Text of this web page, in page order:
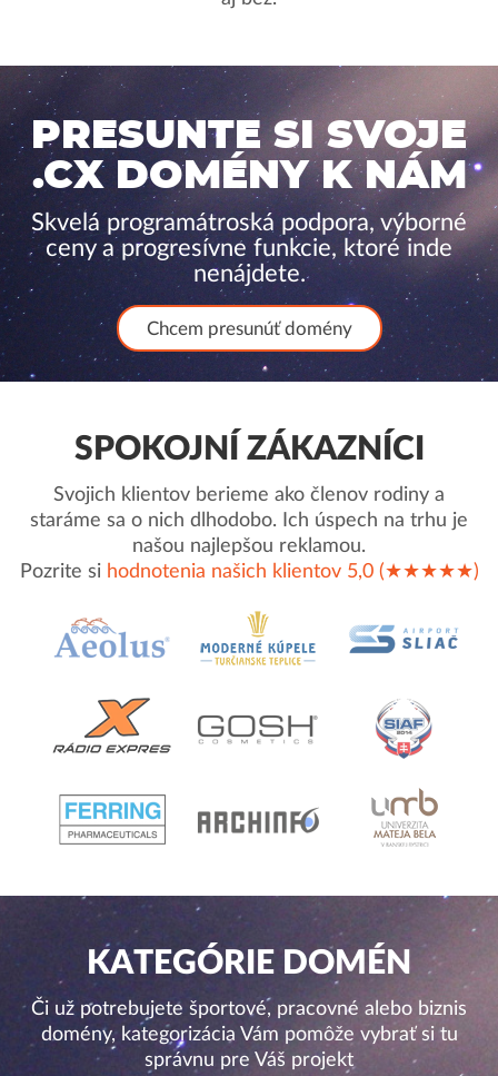
PRESUNTE SI SVOJE
.CX DOMÉNY K NÁM
Skvelá programátroská podpora, výborné
ceny a progresívne funkcie, ktoré inde
nenájdete.
Chcem presunúť domény
SPOKOJNÍ ZÁKAZNÍCI
Svojich klientov berieme ako členov rodiny a
staráme sa o nich dlhodobo. Ich úspech na trhu je
našou najlepšou reklamou.
Pozrite si hodnotenia našich klientov 5,0 (★★★★★)
KATEGÓRIE DOMÉN
Či už potrebujete športové, pracovné alebo biznis
domény, kategorizácia Vám pomôže vybrať si tu
správnu pre Váš projekt